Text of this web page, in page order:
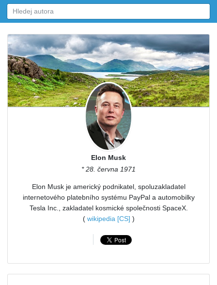
Elon Musk
* 28. června 1971
Elon Musk je americký podnikatel, spoluzakladatel
internetového platebního systému PayPal a automobilky
Tesla Inc., zakladatel kosmické společnosti SpaceX.
( wikipedia [CS] )